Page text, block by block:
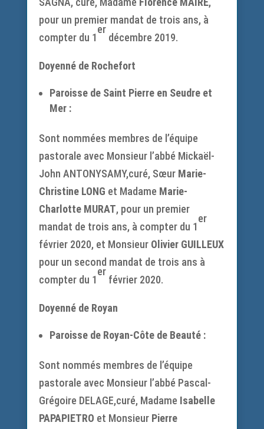
pour un premier mandat de trois ans, à
compter du 1
er
décembre 2019.
Doyenné de Rochefort
Paroisse de Saint Pierre en Seudre et
Mer :
Sont nommées membres de l’équipe
pastorale avec Monsieur l’abbé Mickaël-
John ANTONYSAMY,curé, Sœur Marie-
Christine LONG et Madame Marie-
Charlotte MURAT, pour un premier
mandat de trois ans, à compter du 1
er
février 2020, et Monsieur Olivier GUILLEUX
pour un second mandat de trois ans à
compter du 1
er
février 2020.
Doyenné de Royan
Paroisse de Royan-Côte de Beauté :
Sont nommés membres de l’équipe
pastorale avec Monsieur l’abbé Pascal-
Grégoire DELAGE,curé, Madame Isabelle
PAPAPIETRO et Monsieur Pierre